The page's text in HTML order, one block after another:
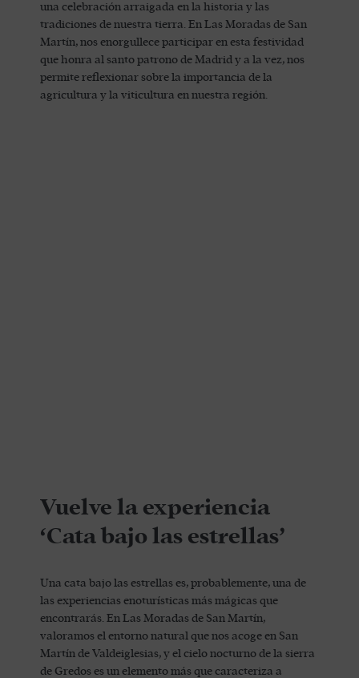
una celebración arraigada en la historia y las
tradiciones de nuestra tierra. En Las Moradas de San
Martín, nos enorgullece participar en esta festividad
que honra al santo patrono de Madrid y a la vez, nos
permite reflexionar sobre la importancia de la
agricultura y la viticultura en nuestra región.
Vuelve la experiencia
‘Cata bajo las estrellas’
Una cata bajo las estrellas es, probablemente, una de
las experiencias enoturísticas más mágicas que
encontrarás. En Las Moradas de San Martín,
valoramos el entorno natural que nos acoge en San
Martín de Valdeiglesias, y el cielo nocturno de la sierra
de Gredos es un elemento más que caracteriza a